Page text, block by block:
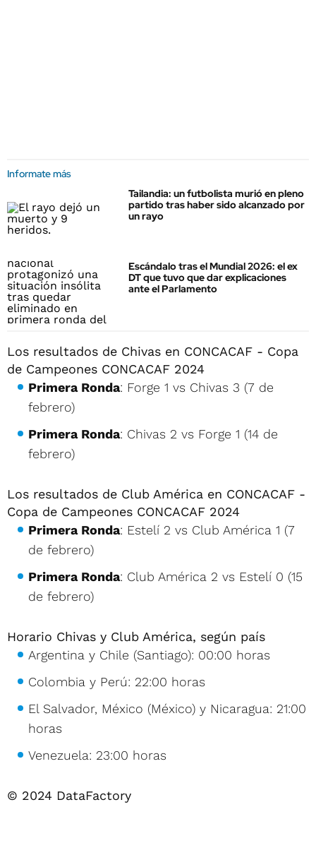
Informate más
Tailandia: un futbolista murió en pleno
partido tras haber sido alcanzado por
un rayo
Escándalo tras el Mundial 2026: el ex
DT que tuvo que dar explicaciones
ante el Parlamento
Los resultados de Chivas en CONCACAF - Copa
de Campeones CONCACAF 2024
Primera Ronda: Forge 1 vs Chivas 3 (7 de
febrero)
Primera Ronda: Chivas 2 vs Forge 1 (14 de
febrero)
Los resultados de Club América en CONCACAF -
Copa de Campeones CONCACAF 2024
Primera Ronda: Estelí 2 vs Club América 1 (7
de febrero)
Primera Ronda: Club América 2 vs Estelí 0 (15
de febrero)
Horario Chivas y Club América, según país
Argentina y Chile (Santiago): 00:00 horas
Colombia y Perú: 22:00 horas
El Salvador, México (México) y Nicaragua: 21:00
horas
Venezuela: 23:00 horas
© 2024 DataFactory